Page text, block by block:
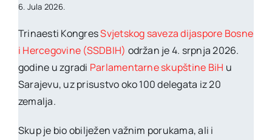
6. Jula 2026.
Trinaesti KongresSvjetskog saveza dijaspore Bosne
i Hercegovine (SSDBIH) održan je 4. srpnja 2026.
godine u zgradi Parlamentarne skupštine BiH u
Sarajevu, uz prisustvo oko 100 delegata iz 20
zemalja.
Skup je bio obilježen važnim porukama, ali i